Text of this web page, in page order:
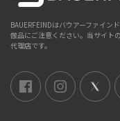
BAUERFEINDはバウアーファイ
倣品にご注意ください。当サイト
代理店です。